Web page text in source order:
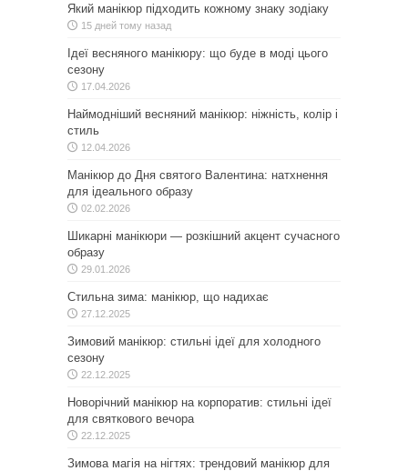
Який манікюр підходить кожному знаку зодіаку
15 дней тому назад
Ідеї весняного манікюру: що буде в моді цього
сезону
17.04.2026
Наймодніший весняний манікюр: ніжність, колір і
стиль
12.04.2026
Манікюр до Дня святого Валентина: натхнення
для ідеального образу
02.02.2026
Шикарні манікюри — розкішний акцент сучасного
образу
29.01.2026
Стильна зима: манікюр, що надихає
27.12.2025
Зимовий манікюр: стильні ідеї для холодного
сезону
22.12.2025
Новорічний манікюр на корпоратив: стильні ідеї
для святкового вечора
22.12.2025
Зимова магія на нігтях: трендовий манікюр для